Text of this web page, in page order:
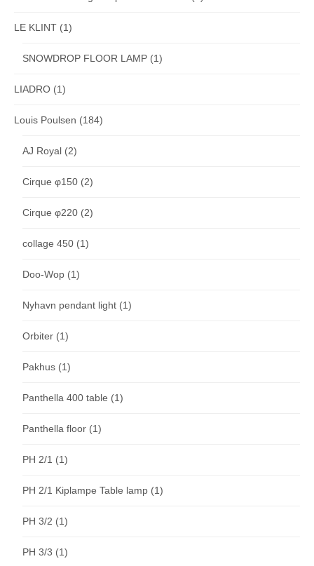
LE KLINT (1)
SNOWDROP FLOOR LAMP (1)
LIADRO (1)
Louis Poulsen (184)
AJ Royal (2)
Cirque φ150 (2)
Cirque φ220 (2)
collage 450 (1)
Doo-Wop (1)
Nyhavn pendant light (1)
Orbiter (1)
Pakhus (1)
Panthella 400 table (1)
Panthella floor (1)
PH 2/1 (1)
PH 2/1 Kiplampe Table lamp (1)
PH 3/2 (1)
PH 3/3 (1)